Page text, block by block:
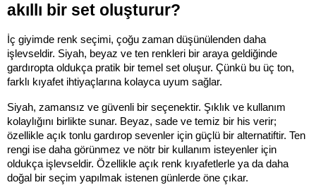
akıllı bir set oluşturur?
İç giyimde renk seçimi, çoğu zaman düşünülenden daha
işlevseldir. Siyah, beyaz ve ten renkleri bir araya geldiğinde
gardıropta oldukça pratik bir temel set oluşur. Çünkü bu üç ton,
farklı kıyafet ihtiyaçlarına kolayca uyum sağlar.
Siyah, zamansız ve güvenli bir seçenektir. Şıklık ve kullanım
kolaylığını birlikte sunar. Beyaz, sade ve temiz bir his verir;
özellikle açık tonlu gardırop sevenler için güçlü bir alternatiftir. Ten
rengi ise daha görünmez ve nötr bir kullanım isteyenler için
oldukça işlevseldir. Özellikle açık renk kıyafetlerle ya da daha
doğal bir seçim yapılmak istenen günlerde öne çıkar.